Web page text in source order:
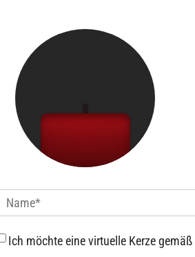
Ich möchte eine virtuelle Kerze gemäß